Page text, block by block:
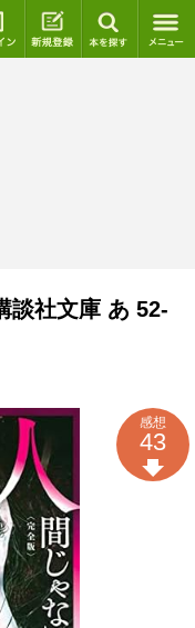
ログイン 新規登録
談社文庫 あ 52-
感想
43